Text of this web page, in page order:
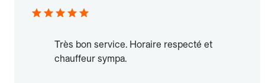
Très bon service. Horaire respecté et
chauffeur sympa.